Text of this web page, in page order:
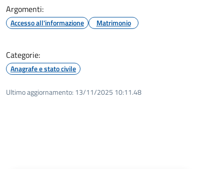
Argomenti:
Accesso all'informazione Matrimonio
Categorie:
Anagrafe e stato civile
Ultimo aggiornamento: 13/11/2025 10:11.48